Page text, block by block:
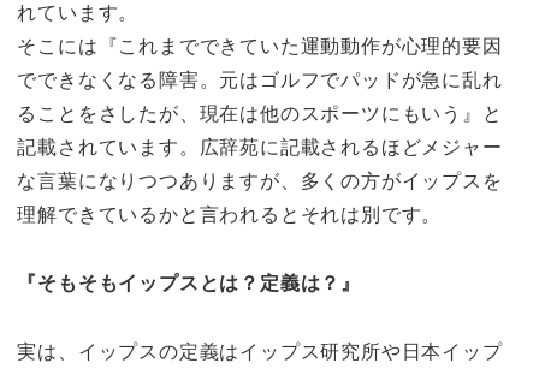
れています。
そこには『これまでできていた運動動作が心理的要因
でできなくなる障害。元はゴルフでパッドが急に乱れ
ることをさしたが、現在は他のスポーツにもいう』と
記載されています。広辞苑に記載されるほどメジャー
な言葉になりつつありますが、多くの方がイップスを
理解できているかと言われるとそれは別です。
『そもそもイップスとは？定義は？』
実は、イップスの定義はイップス研究所や日本イップ